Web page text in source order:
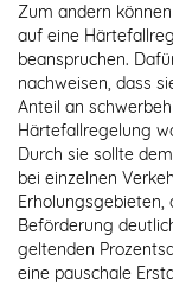
Zum andern
auf eine
beanspruchen.
nachweisen, dass
Anteil an
Härtefallregelung
Durch sie sollte
bei einzelnen
Beförderung
geltenden
eine pauschale